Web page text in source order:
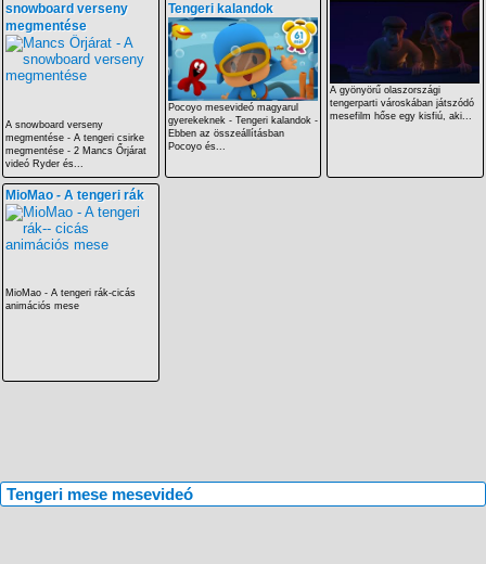
snowboard verseny
megmentése
A snowboard verseny
megmentése - A tengeri csirke
megmentése - 2 Mancs Őrjárat
videó Ryder és...
Tengeri kalandok
Pocoyo mesevideó magyarul
gyerekeknek - Tengeri kalandok -
Ebben az összeállításban
Pocoyo és...
A gyönyörű olaszországi
tengerparti városkában játszódó
mesefilm hőse egy kisfiú, aki...
MioMao - A tengeri rák
MioMao - A tengeri rák-cicás
animációs mese
Tengeri mese mesevideó